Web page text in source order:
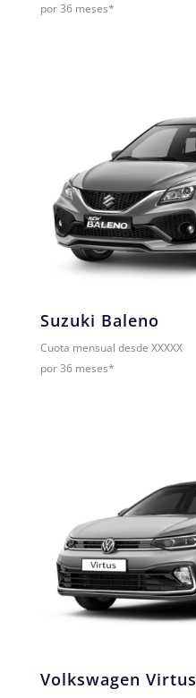
por 36 meses*
Suzuki Baleno
Cuota mensual desde XXXXX
por 36 meses*
Volkswagen Virtus